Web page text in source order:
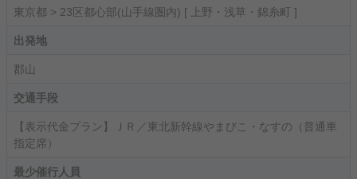
東京都 > 23区都心部(山手線圏内) [ 上野・浅草・錦糸町 ]
出発地
郡山
交通手段
【表示代金プラン】ＪＲ／東北新幹線やまびこ・なすの（普通車
指定席）
最少催行人員